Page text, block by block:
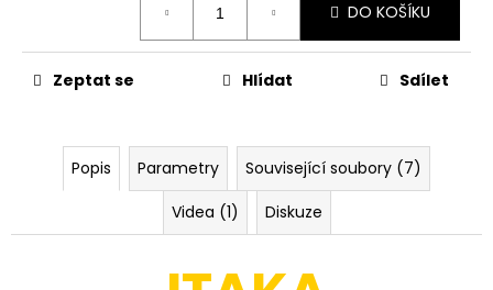
DO KOŠÍKU
Zeptat se Hlídat Sdílet
Popis Parametry
Související soubory (7)
Videa (1)
Diskuze
PANLUX
SOLÁRNÍ
SVÍTIDLO
SOFIA
S